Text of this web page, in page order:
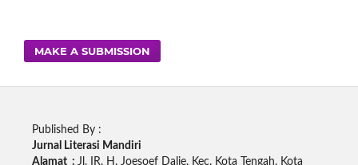
MAKE A SUBMISSION
Published By :
Jurnal Literasi Mandiri
Alamat : Jl. IR. H. Joesoef Dalie, Kec. Kota Tengah, Kota